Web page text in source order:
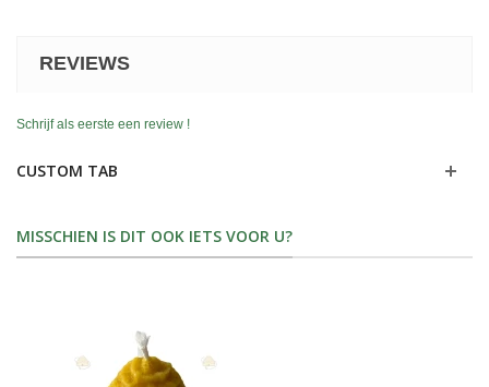
REVIEWS
Schrijf als eerste een review !
CUSTOM TAB
MISSCHIEN IS DIT OOK IETS VOOR U?